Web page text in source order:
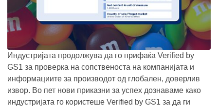
Индустријата продолжува да го прифаќа Verified by
GS1 за проверка на сопственоста на компанијата и
информациите за производот од глобален, доверлив
извор. Во пет нови приказни за успех дознаваме како
индустријата го користеше Verified by GS1 за да ги